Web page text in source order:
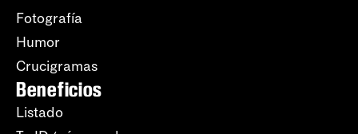
Fotografía
Humor
Crucigramas
Beneficios
Listado